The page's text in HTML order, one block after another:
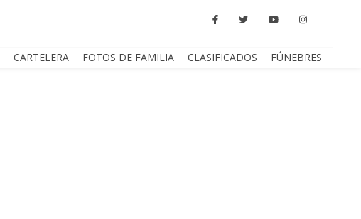
CARTELERA FOTOS DE FAMILIA CLASIFICADOS FÚNEBRES